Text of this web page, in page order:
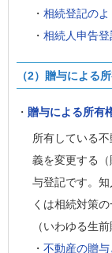
・ 相続登記のよ
・ 相続人申告登
（2）贈与による
・ 贈与による所有
所有している
義を変更する
与登記です。
くは相続対策
（いわゆる生
・ 不動産の贈与